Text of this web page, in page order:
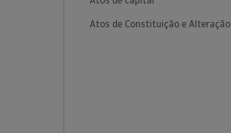
Atos de Constituição e Alteração